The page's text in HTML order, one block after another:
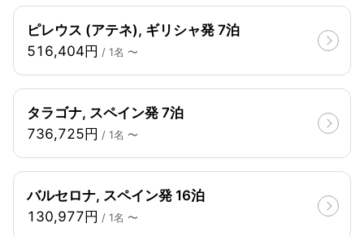
ピレウス (アテネ), ギリシャ発 7泊
516,404円 / 1名 〜
タラゴナ, スペイン発 7泊
736,725円 / 1名 〜
バルセロナ, スペイン発 16泊
130,977円 / 1名 〜